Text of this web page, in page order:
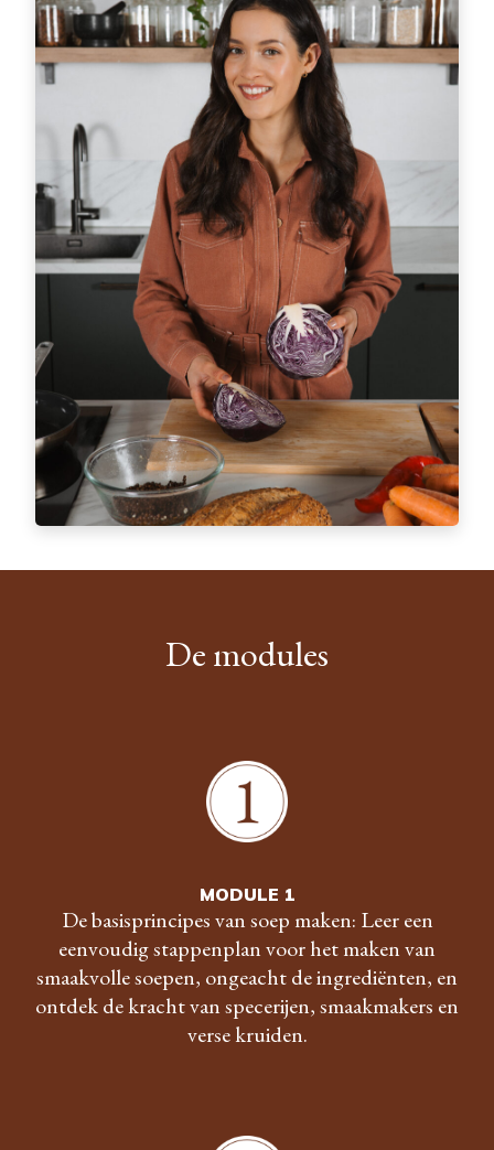
De modules
MODULE 1
De basisprincipes van soep maken: Leer een
eenvoudig stappenplan voor het maken van
smaakvolle soepen, ongeacht de ingrediënten, en
ontdek de kracht van specerijen, smaakmakers en
verse kruiden.